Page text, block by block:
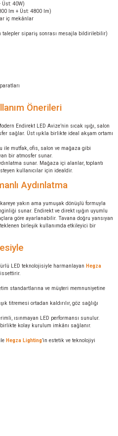
Üst: 40W)
lm + Üst: 4800 lm)
iç mekânlar
talepler sipariş sonrası mesajla bildirilebilir)
Önerileri
Endirekt LED Avize’nin sıcak ışığı, salon
sağlar. Üst ışıkla birlikte ideal akşam ortamı
ile mutfak, ofis, salon ve mağaza gibi
bir atmosfer sunar.
sunar. Mağaza içi alanlar, toplantı
kullanıcılar için idealdir.
Aydınlatma
yakın ama yumuşak dönüşlü formuyla
sunar. Endirekt ve direkt ışığın uyumlu
göre ayarlanabilir. Tavana doğru yansıyan
birleşik kullanımda etkileyici bir
LED teknolojisiyle harmanlayan Hegza
standartlarına ve müşteri memnuniyetine
titremesi ortadan kaldırılır, göz sağlığı
ısınmayan LED performansı sunulur.
kolay kurulum imkânı sağlanır.
Hegza Lighting’in estetik ve teknolojiyi